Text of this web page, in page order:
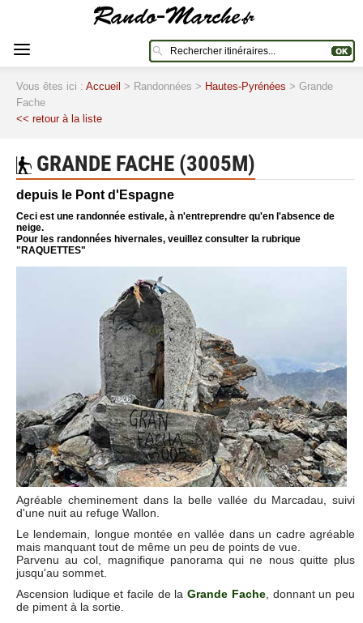
Vous êtes ici : Accueil > Randonnées > Hautes-Pyrénées > Grande
Fache
<< retour à la liste
GRANDE FACHE (3005M)
depuis le Pont d'Espagne
Ceci est une randonnée estivale, à n'entreprendre qu'en l'absence de
neige.
Pour les randonnées hivernales, veuillez consulter la rubrique
"RAQUETTES"
Agréable cheminement dans la belle vallée du Marcadau, suivi
d'une nuit au refuge Wallon.
Le lendemain, longue montée en vallée dans un cadre agréable
mais manquant tout de même un peu de points de vue.
Parvenu au col, magnifique panorama qui ne nous quitte plus
jusqu'au sommet.
Ascension ludique et facile de laGrande Fache, donnant un peu
de piment à la sortie.